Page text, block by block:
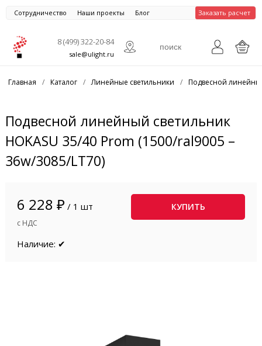
Сотрудничество Наши проекты Блог Заказать расчет
8 (499) 322-20-84
sale@ulight.ru
Главная / Каталог / Линейные светильники / Подвесной
Подвесной линейный светильник
HOKASU 35/40 Prom (1500/ral9005 –
36w/3085/LT70)
6 228 ₽ / 1 шт
с НДС
КУПИТЬ
Наличие: ✔